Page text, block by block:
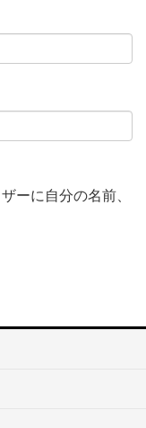
ーに自分の名前、